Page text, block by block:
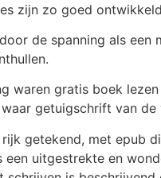
zijn zo goed
de spanning als
waren gratis boek
getuigschrift van de
getekend, met epub
een uitgestrekte en